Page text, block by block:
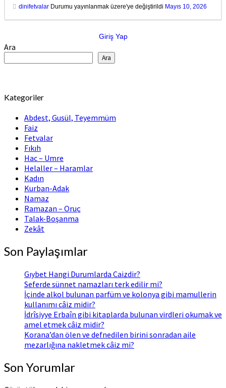
dinifetvalar Durumu yayınlanmak üzere'ye değiştirildi Mayıs 10, 2026
Giriş Yap
Ara
Ara
Kategoriler
Abdest, Gusül, Teyemmüm
Faiz
Fetvalar
Fıkıh
Hac – Umre
Helaller – Haramlar
Kadın
Kurban-Adak
Namaz
Ramazan – Oruç
Talak-Boşanma
Zekât
Son Paylaşımlar
Gıybet Hangi Durumlarda Caizdir?
Seferde sünnet namazları terk edilir mi?
İçinde alkol bulunan parfüm ve kolonya gibi mamullerin
kullanımı câiz midir?
İdrîsiyye Erbaîn gibi kitaplarda bulunan virdleri okumak ve
amel etmek câiz midir?
Korana’dan ölen ve defnedilen birini sonradan aile
mezarlığına nakletmek câiz mi?
Son Yorumlar